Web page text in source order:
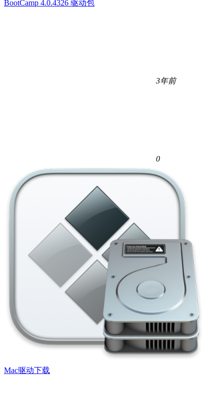
BootCamp 4.0.4326 驱动包
3年前
0
Mac驱动下载